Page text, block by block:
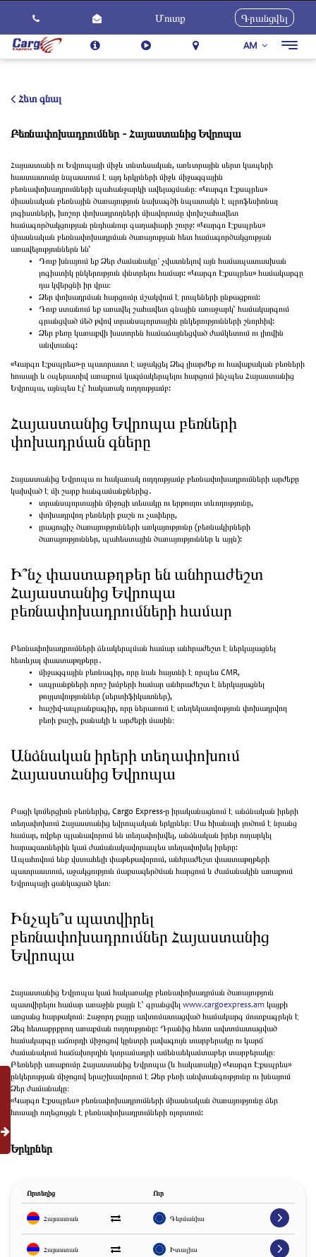
Մուտք Գրանցվել
AM
Ծառայություններ
Կարիերա
Նորություններ
Հետ գնալ
Բեռնափոխադրումներ - Հայաստանից Եվրոպա
Հայաստանի ու Եվրոպայի միջև տնտեսական, առևտրային սերտ կապերի
հաստատումը նպաստում է այդ երկրների միջև միջազգային
բեռնափոխադրումների պահանջարկի ավելացմանը։ «Կարգո Էքսպրես»
միասնական բեռնային ծառայություն նախագծի նպատակն է պրոֆեսիոնալ
լոգիստների, խոշոր փոխադրողների միավորումը փոխշահավետ
համագործակցության ընդհանուր գաղափարի շուրջ: «Կարգո Էքսպրես»
միասնական բեռնափոխադրման ծառայության հետ համագործակցության
առավելություններն են՝
Դուք խնայում եք Ձեր ժամանակը` չվատնելով այն համապատասխան
լոգիստիկ ընկերություն փնտրելու համար: «Կարգո Էքսպրես» համակարգը
դա կվերցնի իր վրա։
Ձեր փոխադրման հարցումը մշակվում է րոպեների ընթացքում:
Դուք ստանում եք առավել շահավետ գնային առաջարկ՝ համակարգում
գրանցված մեծ թվով տրանսպորտային ընկերությունների շնորհիվ:
Ձեր բեռը կառաքվի խստորեն համաձայնեցված ժամկետում ու լիովին
անվտանգ:
«Կարգո Էքսպրես»-ը պատրաստ է աջակցել Ձեզ լիարժեք ու հավաքական բեռների
հուսալի և օպերատիվ առաքում կազմակերպելու հարցում ինչպես Հայաստանից
Եվրոպա, այնպես էլ՝ հակառակ ուղղությամբ:
Հայաստանից Եվրոպա բեռների
փոխադրման գները
Հայաստանից Եվրոպա ու հակառակ ուղղությամբ բեռնափոխադրումների արժեքը
կախված է մի շարք հանգամանքներից․
տրանսպորտային միջոցի տեսակը ու երթուղու տևողությունը,
փոխադրվող բեռների քաշն ու չափերը,
լրացուցիչ ծառայությունների առկայությունը (բեռնակիրների
ծառայություններ, պահեստային ծառայություններ և այլն):
Ի՞նչ փաստաթղթեր են անհրաժեշտ
Հայաստանից Եվրոպա
բեռնափոխադրումների համար
Բեռնափոխադրումների ձևակերպման համար անհրաժեշտ է ներկայացնել
հետևյալ փաստաթղթերը․
միջազգային բեռնագիր, որը նաև հայտնի է որպես CMR,
ապրանքների որոշ խմբերի համար անհրաժեշտ է ներկայացնել
թույլտվություններ (սերտիֆիկատներ),
հաշիվ-ապրանքագիր, որը ներառում է տեղեկատվություն փոխադրվող
բեռի քաշի, քանակի և արժեքի մասին։
Անձնական իրերի տեղափոխում
Հայաստանից Եվրոպա
Բացի կոմերցիոն բեռներից, Cargo Express-ը իրականացնում է անձնական իրերի
տեղափոխում Հայաստանից եվրոպական երկրներ։ Սա հիանալի լուծում է նրանց
համար, ովքեր պլանավորում են տեղափոխվել, անձնական իրեր ուղարկել
հարազատներին կամ ժամանակավորապես տեղափոխել իրերը:
Ապահովում ենք վստահելի փաթեթավորում, անհրաժեշտ փաստաթղթերի
պատրաստում, աջակցություն մաքսազերծման հարցում և ժամանակին առաքում
Եվրոպայի ցանկացած կետ։
Ինչպե՞ս պատվիրել
բեռնափոխադրումներ Հայաստանից
Եվրոպա
Հայաստանից Եվրոպա կամ հակառակը բեռնափոխադրման ծառայություն
պատվիրելու համար առաջին քայլն է՝ գրանցվել www.cargoexpress.am կայքի
առցանց հարթակում։ Հաջորդ քայլը ավտոմատացված համակարգ մուտքագրելն է
Ձեզ հետաքրքրող առաքման ուղղությունը: Դրանից հետո ավտոմատացված
համակարգը աճուրդի միջոցով կընտրի լավագույն տարբերակը ու կարճ
ժամանակում հաճախորդին կտրամադրի ամենաեկամտաբեր տարբերակը։
Բեռների առաքումը Հայաստանից Եվրոպա (և հակառակը) «Կարգո Էքսպրես»
ընկերության միջոցով երաշխավորում է Ձեր բեռի անվտանգությունը ու խնայում
Ձեր ժամանակը։
«Կարգո Էքսպրես» բեռնափոխադրումների միասնական ծառայությունը ձեր
հուսալի ուղեցույցն է բեռնափոխադրումների ոլորտում:
Երկրներ
Որտեղից Ուր
Հայաստան Գերմանիա
Հայաստան Իտալիա